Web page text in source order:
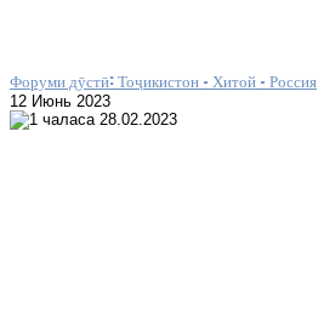
Форуми дӯстӣ: Тоҷикистон – Хитой – Россия
12 Июнь 2023